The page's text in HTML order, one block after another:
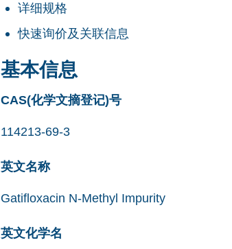
详细规格
快速询价及关联信息
基本信息
CAS(化学文摘登记)号
114213-69-3
英文名称
Gatifloxacin N-Methyl Impurity
英文化学名